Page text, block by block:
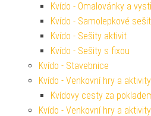
Kvído - Omalovánky a
Kvído - Samolepkové
Kvído - Sešity aktivit
Kvído - Sešity s fixou
Kvído - Stavebnice
Kvído - Venkovní hry a aktivity
Kvídovy cesty za
Kvído - Venkovní hry a aktivity